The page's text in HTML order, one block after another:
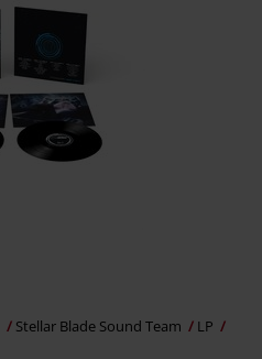
Stellar Blade Sound Team
LP